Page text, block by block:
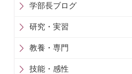
学部長ブログ
研究・実習
教養・専門
技能・感性